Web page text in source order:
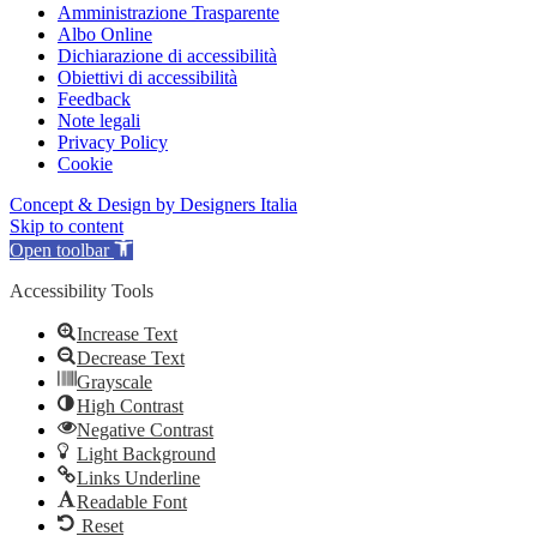
Amministrazione Trasparente
Albo Online
Dichiarazione di accessibilità
Obiettivi di accessibilità
Feedback
Note legali
Privacy Policy
Cookie
Concept & Design by Designers Italia
Skip to content
Open toolbar
Accessibility Tools
Increase Text
Decrease Text
Grayscale
High Contrast
Negative Contrast
Light Background
Links Underline
Readable Font
Reset